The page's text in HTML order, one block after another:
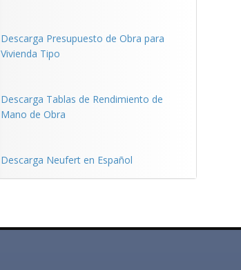
Descarga Presupuesto de Obra para
Vivienda Tipo
Descarga Tablas de Rendimiento de
Mano de Obra
Descarga Neufert en Español